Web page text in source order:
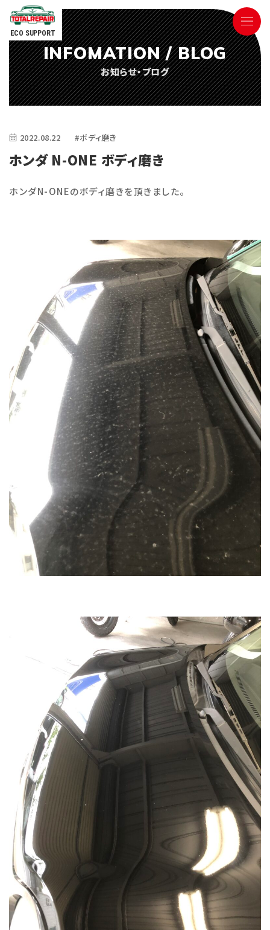
ECO SUPPORT
Tel.090-9498-3843
電話対応時間 ／ 9:00〜18:00
ごあいさつ
施工例
会社概要
お知らせ・ブログ
注意事項
プライバシーポリシー
お問い合わせ
公式SNS
INFOMATION / BLOG
お知らせ・ブログ
2022.08.22 #ボディ磨き
ホンダ N-ONE ボディ磨き
ホンダN-ONEのボディ磨きを頂きました。